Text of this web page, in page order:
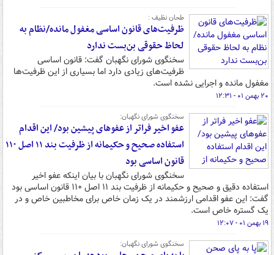
طحان نظیف :
ظرفیت‌های قانون اساسی مغفول مانده/نظام به
لحاظ حقوقی بن‌بست ندارد
سخنگوی شورای نگهبان گفت: قانون اساسی
ظرفیت‌های زیادی دارد اما بسیاری از این ظرفیت‌ها
مغفول مانده و اجرایی نشده است.
۲۰ بهمن ۰۱ - ۱۲:۳۱
سخنگوی شورای نگهبان:
عفو اخیر فراتر از عفوهای پیشین بود/ این اقدام
استفاده صحیح و حکیمانه از ظرفیت بند ۱۱ اصل ۱۱۰
قانون اساسی بود
سخنگوی شورای نگهبان با بیان اینکه عفو اخیر
استفاده دقیق و صحیح و حکیمانه از ظرفیت بند ۱۱ اصل ۱۱۰ قانون اساسی بود
گفت: این عفو اقدامی ارزشمند در یک زمان خاص برای مخاطبین خاص و در
یک گستره خاص است.
۱۹ بهمن ۰۱ - ۱۲:۰۷
سخنگوی شورای نگهبان: